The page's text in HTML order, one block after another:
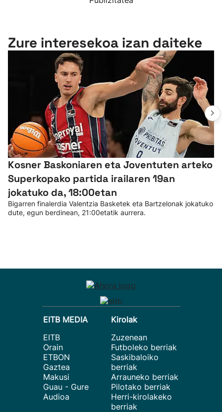
Zure interesekoa izan daiteke
Kosner Baskoniaren eta Joventuten arteko
Superkopako partida irailaren 19an
jokatuko da, 18:00etan
Bigarren finalerdia Valentzia Basketek eta Bartzelonak jokatuko
dute, egun berdinean, 21:00etatik aurrera.
EITB MEDIA
EITB
Orain
ETBON
Gaztea
Makusi
Guau - Gure
Audioa
Kirolak
Zuzenean
Futboleko berriak
Saskibaloiko
berriak
Arrauneko berriak
Pilotako berriak
Herri-kirolakeko
berriak